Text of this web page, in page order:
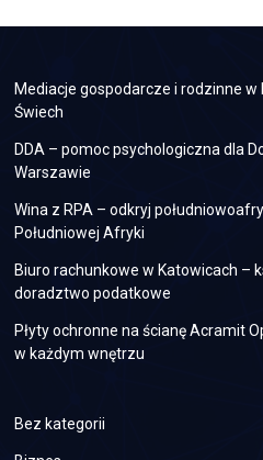
Mediacje gospodarcze i rodzinne
Świech
DDA – pomoc psychologiczna dla
Warszawie
Wina z RPA – odkryj
Południowej Afryki
Biuro rachunkowe w Katowicach –
doradztwo podatkowe
Płyty ochronne na ścianę Acramit
w każdym wnętrzu
Bez kategorii